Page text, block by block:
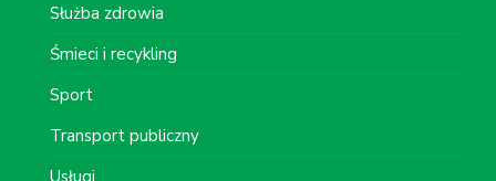
Służba zdrowia
Śmieci i recykling
Sport
Transport publiczny
Usługi